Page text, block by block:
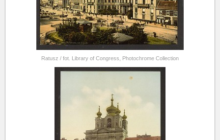
Ratusz / fot. Library of Congress, Photochrome Collection